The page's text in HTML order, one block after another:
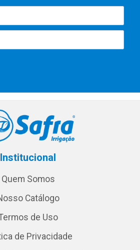
Institucional
Quem Somos
Catálogo
de Uso
de Privacidade